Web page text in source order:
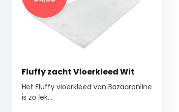
Fluffy zacht Vloerkleed Wit
Het Fluffy vloerkleed van Bazaaronline
is zo lek...